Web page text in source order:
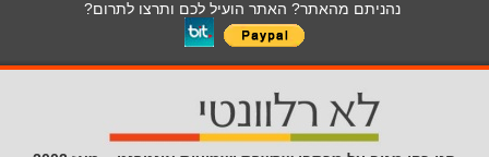
נהניתם מהאתר? האתר הועיל לכם ותרצו לתרום?